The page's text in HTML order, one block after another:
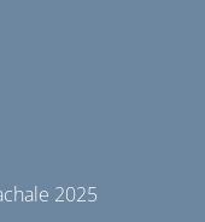
2025